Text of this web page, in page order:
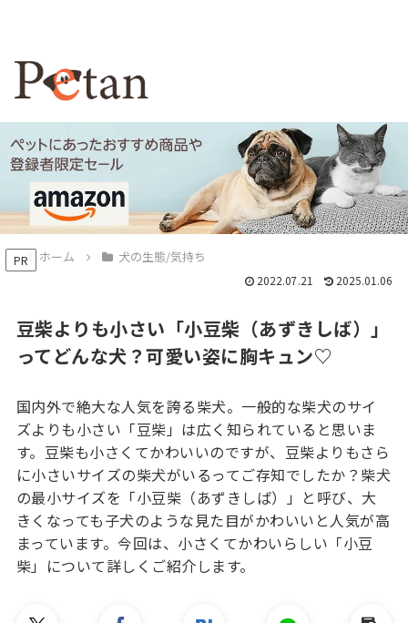
PR ホーム 犬の生態/気持ち
豆柴よりも小さい「小豆柴（あずきしば）」
ってどんな犬？可愛い姿に胸キュン♡
2022.07.21 2025.01.06
国内外で絶大な人気を誇る柴犬。一般的な柴犬のサイ
ズよりも小さい「豆柴」は広く知られていると思いま
す。豆柴も小さくてかわいいのですが、豆柴よりもさら
に小さいサイズの柴犬がいるってご存知でしたか？柴犬
の最小サイズを「小豆柴（あずきしば）」と呼び、大
きくなっても子犬のような見た目がかわいいと人気が高
まっています。今回は、小さくてかわいらしい「小豆
柴」について詳しくご紹介します。